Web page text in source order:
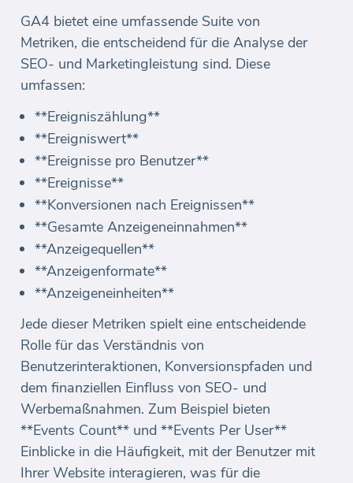
GA4 bietet eine umfassende Suite von
Metriken, die entscheidend für die Analyse der
SEO- und Marketingleistung sind. Diese
umfassen:
**Ereigniszählung**
**Ereigniswert**
**Ereignisse pro Benutzer**
**Ereignisse**
**Konversionen nach Ereignissen**
**Gesamte Anzeigeneinnahmen**
**Anzeigequellen**
**Anzeigenformate**
**Anzeigeneinheiten**
Jede dieser Metriken spielt eine entscheidende
Rolle für das Verständnis von
Benutzerinteraktionen, Konversionspfaden und
dem finanziellen Einfluss von SEO- und
Werbemaßnahmen. Zum Beispiel bieten
**Events Count** und **Events Per User**
Einblicke in die Häufigkeit, mit der Benutzer mit
Ihrer Website interagieren, was für die